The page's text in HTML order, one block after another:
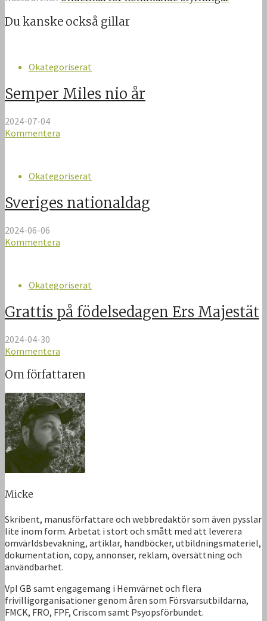
Du kanske också gillar
Okategoriserat
Semper Miles nio år
2024-07-04
Kommentera
Okategoriserat
Sveriges nationaldag
2024-06-06
Kommentera
Okategoriserat
Grattis på födelsedagen Ers Majestät
2024-04-30
Kommentera
Om författaren
Micke
Skribent, manusförfattare och webbredaktör som även pysslar
lite inom form. Arbetat i stort och smått med att leverera
omvärldsbevakning, artiklar, handböcker, utbildningsmateriel,
dokumentation, copy, annonser, reklam, översättning och
användbarhet.
Vpl GB samt engagemang i Hemvärnet och flera
frivilligorganisationer genom åren som Försvarsutbildarna,
FMCK, FRO, FPF, Criscom samt Psyopsförbundet.